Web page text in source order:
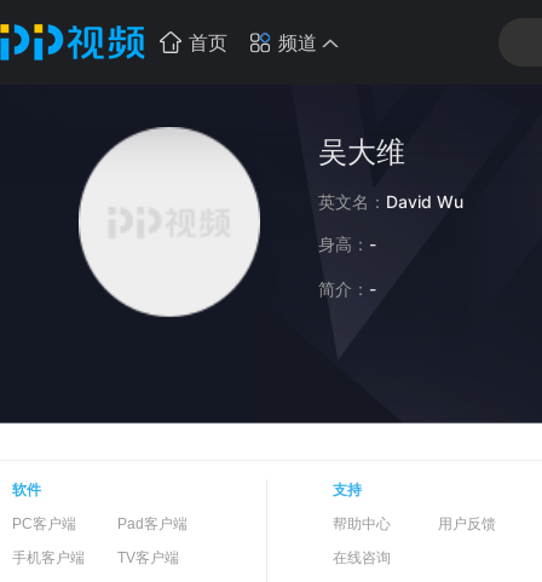
首页 频道
吴大维
英文名： David Wu
身高： -
简介： -
软件
PC客户端
Pad客户端
手机客户端
TV客户端
支持
帮助中心
用户反馈
在线咨询